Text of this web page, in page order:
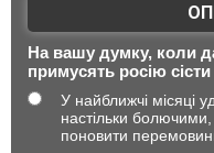
На вашу думку, коли
примусять росію сісти
У найближчі місяці
настільки
поновити